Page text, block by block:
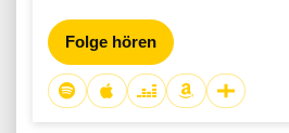
Folge hören